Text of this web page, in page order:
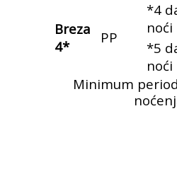
Breza
4*
PP
*4
noći
*5
noći
Minimum